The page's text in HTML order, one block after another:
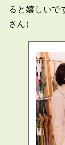
ると嬉しいで
さん）